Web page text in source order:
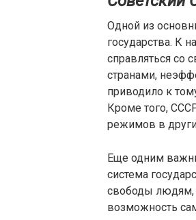
Одной из
государства. К
справляться со
странами,
приводило к
Кроме того,
режимов в
Еще одним
система
свободы людям,
возможность